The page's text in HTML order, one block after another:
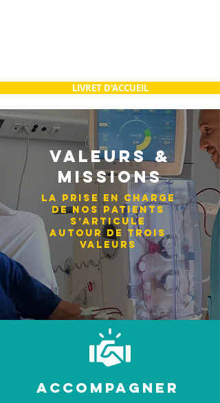
LIVRET D'ACCUEIL
VALEURS &
MISSIONS
LA PRISE EN CHARGE
DE NOS PATIENTS
S’ARTICULE
AUTOUR DE TROIS
VALEURS
ACCOMPAGNER